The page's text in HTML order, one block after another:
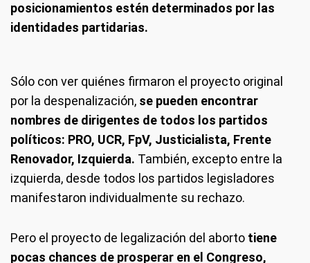
posicionamientos estén determinados por las
identidades partidarias.
Sólo con ver quiénes firmaron el proyecto original
por la despenalización, se pueden encontrar
nombres de dirigentes de todos los partidos
políticos: PRO, UCR, FpV, Justicialista, Frente
Renovador, Izquierda. También, excepto entre la
izquierda, desde todos los partidos legisladores
manifestaron individualmente su rechazo.
Pero el proyecto de legalización del aborto tiene
pocas chances de prosperar en el Congreso,